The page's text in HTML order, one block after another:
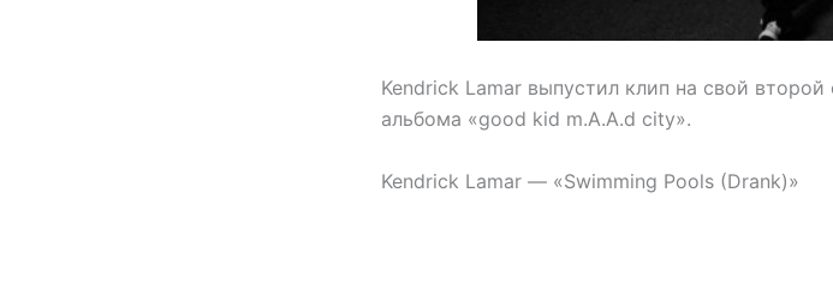
Kendrick Lamar выпустил клип на свой
альбома «good kid m.A.A.d city».
Kendrick Lamar — «Swimming Pools (Drank)»